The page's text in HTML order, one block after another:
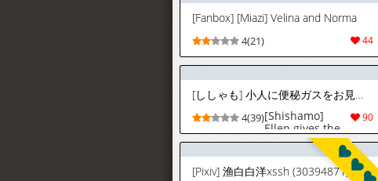
[Fanbox] [Miazi] Velina and Norma
44
4(21)
[ししゃも] 小人に便秘ガスをお見舞いするエレン
90
4(39)[Shishamo]
Ellen gives the
dwarf some
constipation gas
[Pixiv] 渔白白洋xssh (30394871) 2026.07.31